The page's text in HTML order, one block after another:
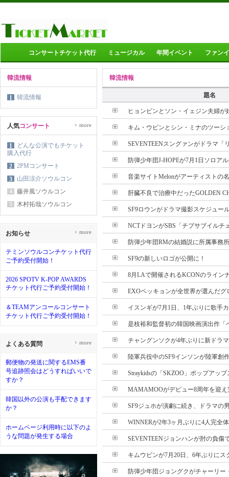
コンサートチケット代行 ミュージカル 年間イベント ファン
韓流情報
1 韓流情報
人気コンサート
1
どんな公演でもチケット
購入代行
2
2PMコンサート
3
山田涼介ソウルコン
4 藤井風ソウルコン
5 木村拓哉ソウルコン
› more
お知らせ
テミンソウルコンチケット代行
ご予約受付開始！
2026 SPOTV K-POP AWARDS
チケット代行ご予約受付開始！
＆TEAMアンコールコンサート
チケット代行ご予約受付開始！
› more
よくある質問
郵便物の発送に関するEMS番
号追跡照会はどうすればいいで
すか？
韓国以外の公演も手配できます
か？
ホームページ利用時に以下のよ
うな問題が発生する場合
› more
韓流情報
題名
ヒョンビンとソン・イェジン夫婦が
キム・ウビンとシン・ミナのツーシ
SEVENTEENスングァンがドラマ「
防弾少年団J-HOPEが7月1日ソロア
音楽サイトMelonがアーティストの
肝臓不良で治療中だったGOLDEN
SF9ロウンがドラマ撮影スケジュー
NCTドヨンがSBS「チプサブイルチ
防弾少年団RMの結婚説に所属事務
SF9の新しいロゴが公開に！
8月LAで開催されるKCONのライン
EXOベッキョンが全世界が選んだグ
イスンギが7月1日、1年ぶりに歌手
是枝裕和監督初の韓国映画演出作「
チャングンソクが4年ぶりに新ドラ
陸軍兵役中のSF9インソンが陸軍創
Straykidsの「SKZOO」ポップアッ
MAMAMOOがデビュー8周年を迎え
SF9ジュホが演劇に続き、ドラマの
WINNERが2年3ヶ月ぶりに4人完全
SEVENTEENジョンハンが肘の負傷
キムウビンが7月20日、6年ぶりにス
防弾少年団ジョングクがチャーリー